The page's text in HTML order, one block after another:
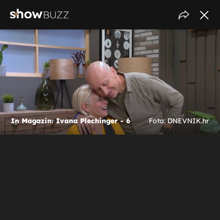
In Magazin: Ivana Plechinger - 6 Foto: DNEVNIK.hr